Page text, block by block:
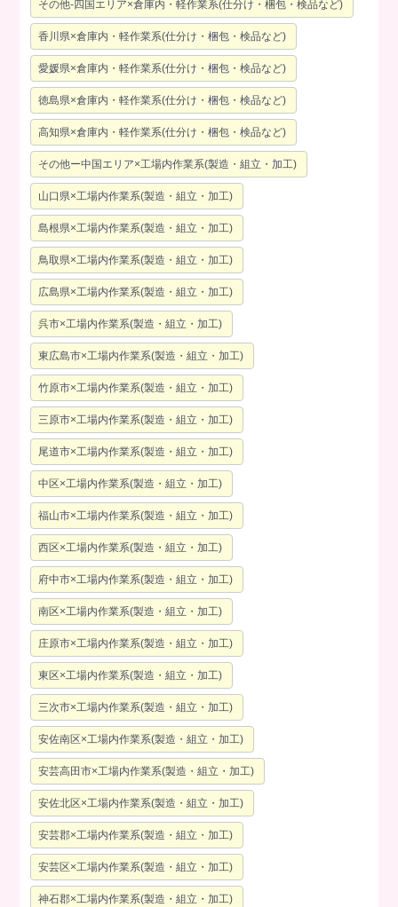
その他-四国エリア×倉庫内・軽作業系(仕分け・梱包・検品など)
香川県×倉庫内・軽作業系(仕分け・梱包・検品など)
愛媛県×倉庫内・軽作業系(仕分け・梱包・検品など)
徳島県×倉庫内・軽作業系(仕分け・梱包・検品など)
高知県×倉庫内・軽作業系(仕分け・梱包・検品など)
その他ー中国エリア×工場内作業系(製造・組立・加工)
山口県×工場内作業系(製造・組立・加工)
島根県×工場内作業系(製造・組立・加工)
鳥取県×工場内作業系(製造・組立・加工)
広島県×工場内作業系(製造・組立・加工)
呉市×工場内作業系(製造・組立・加工)
東広島市×工場内作業系(製造・組立・加工)
竹原市×工場内作業系(製造・組立・加工)
三原市×工場内作業系(製造・組立・加工)
尾道市×工場内作業系(製造・組立・加工)
中区×工場内作業系(製造・組立・加工)
福山市×工場内作業系(製造・組立・加工)
西区×工場内作業系(製造・組立・加工)
府中市×工場内作業系(製造・組立・加工)
南区×工場内作業系(製造・組立・加工)
庄原市×工場内作業系(製造・組立・加工)
東区×工場内作業系(製造・組立・加工)
三次市×工場内作業系(製造・組立・加工)
安佐南区×工場内作業系(製造・組立・加工)
安芸高田市×工場内作業系(製造・組立・加工)
安佐北区×工場内作業系(製造・組立・加工)
安芸郡×工場内作業系(製造・組立・加工)
安芸区×工場内作業系(製造・組立・加工)
神石郡×工場内作業系(製造・組立・加工)